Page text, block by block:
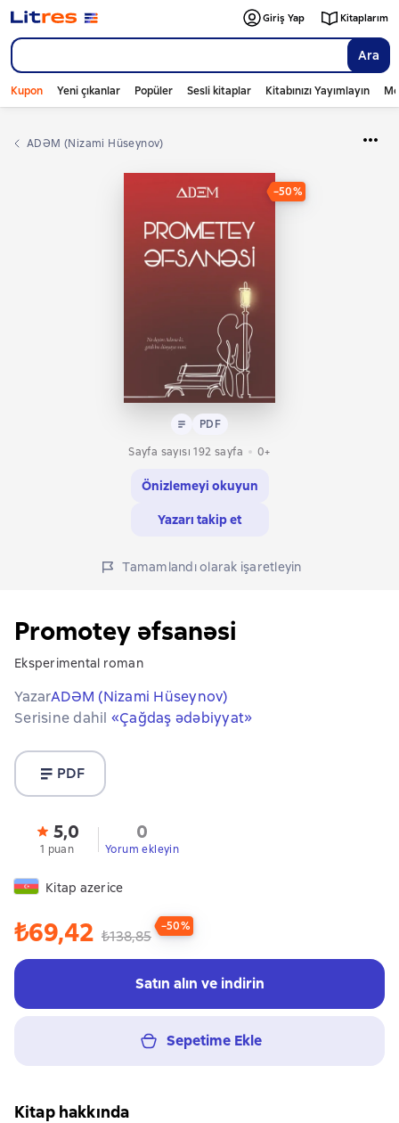
Ara
Giriş Yap Kitaplarım
Kupon Yeni çıkanlar Popüler Sesli kitaplar Kitabınızı Yayımlayın
ADƏM (Nizami Hüseynov)
−50%
Metin PDF
PDF
Sayfa sayısı 192 sayfa
0+
Önizlemeyi okuyun
Yazarı takip et
Tamamlandı olarak işaretleyin
Promotey əfsanəsi
Eksperimental roman
YazarADƏM (Nizami Hüseynov)
Serisine dahil «Çağdaş ədəbiyyat»
PDF
5,0
1 puan
0
Yorum ekleyin
Kitap azerice
₺69,42 ₺138,85
−50%
Satın alın ve indirin
Sepetime Ekle
Kitap hakkında